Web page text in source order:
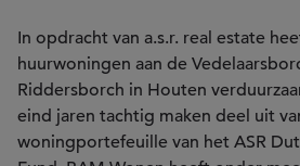
In opdracht van a.s.r. real estate
huurwoningen aan de
Riddersborch in Houten
eind jaren tachtig maken deel uit
woningportefeuille van het ASR